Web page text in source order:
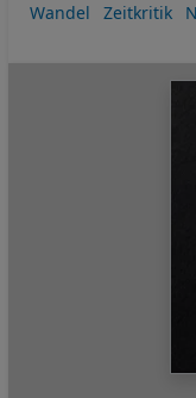
Wandel
Zeitkritik